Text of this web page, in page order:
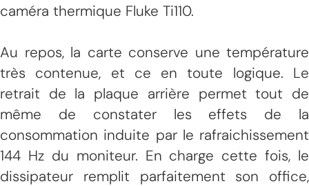
caméra thermique Fluke Ti110.
Au repos, la carte conserve une température
très contenue, et ce en toute logique. Le
retrait de la plaque arrière permet tout de
même de constater les effets de la
consommation induite par le rafraichissement
144 Hz du moniteur. En charge cette fois, le
dissipateur remplit parfaitement son office,